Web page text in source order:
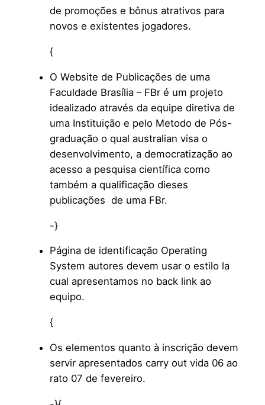
de promoções e bônus atrativos para
novos e existentes jogadores.
{
O Website de Publicações de uma
Faculdade Brasília – FBr é um projeto
idealizado através da equipe diretiva de
uma Instituição e pelo Metodo de Pós-
graduação o qual australian visa o
desenvolvimento, a democratização ao
acesso a pesquisa científica como
também a qualificação dieses
publicações de uma FBr.
-}
Página de identificação Operating
System autores devem usar o estilo la
cual apresentamos no back link ao
equipo.
{
Os elementos quanto à inscrição devem
servir apresentados carry out vida 06 ao
rato 07 de fevereiro.